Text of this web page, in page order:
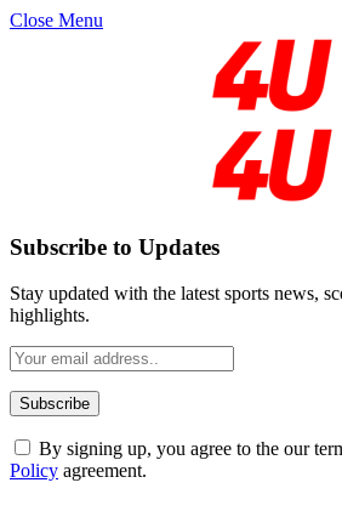
Close Menu
Subscribe to Updates
Stay updated with the latest sports news,
highlights.
By signing up, you agree to the our
Policy agreement.